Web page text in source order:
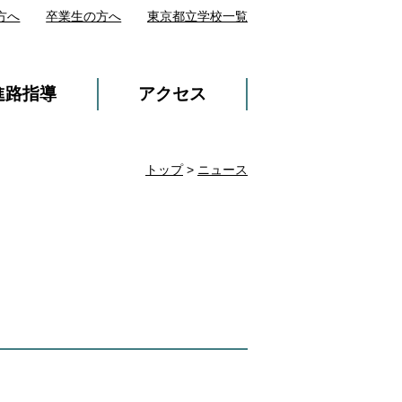
路指導 アクセス
へ 卒業生の方へ 東京都立学校一覧
トップ> ニュース